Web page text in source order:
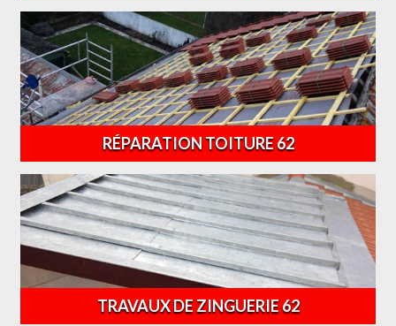
RÉPARATION TOITURE 62
TRAVAUX DE ZINGUERIE 62